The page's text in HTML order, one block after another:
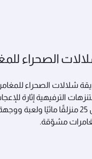
الصحراء
شلالات الصحراء
الترفيهية إثارة
من 25 منزلقًا مائيًا ولعبة
مشوّقة.